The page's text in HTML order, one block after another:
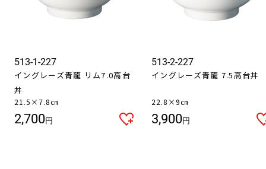
513-1-227
イングレーズ青龍 リム7.0高台
丼
21.5×7.8㎝
2,700円
513-2-227
イングレーズ青龍 7.5高台丼
22.8×9㎝
3,900円